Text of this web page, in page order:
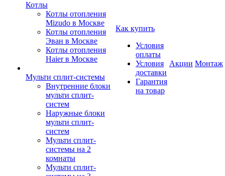
Котлы
Котлы отопления
Mizudo в Москве
Котлы отопления
Эван в Москве
Котлы отопления
Haier в Москве
Мульти сплит-системы
Внутренние блоки
мульти сплит-
систем
Наружные блоки
мульти сплит-
систем
Мульти сплит-
системы на 2
комнаты
Мульти сплит-
Как купить
Условия
оплаты
Условия
доставки
Гарантия
на товар
Акции Монтаж